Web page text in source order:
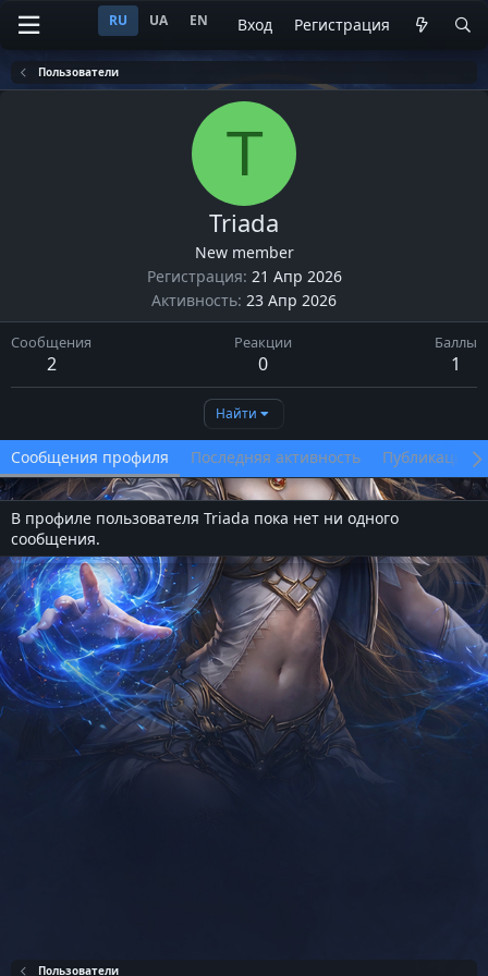
RU UA EN Вход Регистрация
Пользователи
T
Triada
New member
Регистрация 21 Апр 2026
Активность 23 Апр 2026
Сообщения
2
Реакции
0
Баллы
1
Найти
Сообщения профиля Последняя активность Публикации
В профиле пользователя Triada пока нет ни одного
сообщения.
Пользователи